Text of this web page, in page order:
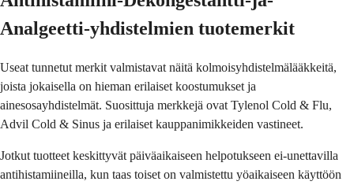
Analgeetti-yhdistelmien tuotemerkit
Useat tunnetut merkit valmistavat näitä kolmoisyhdistelmälääkkeitä,
joista jokaisella on hieman erilaiset koostumukset ja
ainesosayhdistelmät. Suosittuja merkkejä ovat Tylenol Cold & Flu,
Advil Cold & Sinus ja erilaiset kauppanimikkeiden vastineet.
Jotkut tuotteet keskittyvät päiväaikaiseen helpotukseen ei-unettavilla
antihistamiineilla, kun taas toiset on valmistettu yöaikaiseen käyttöön